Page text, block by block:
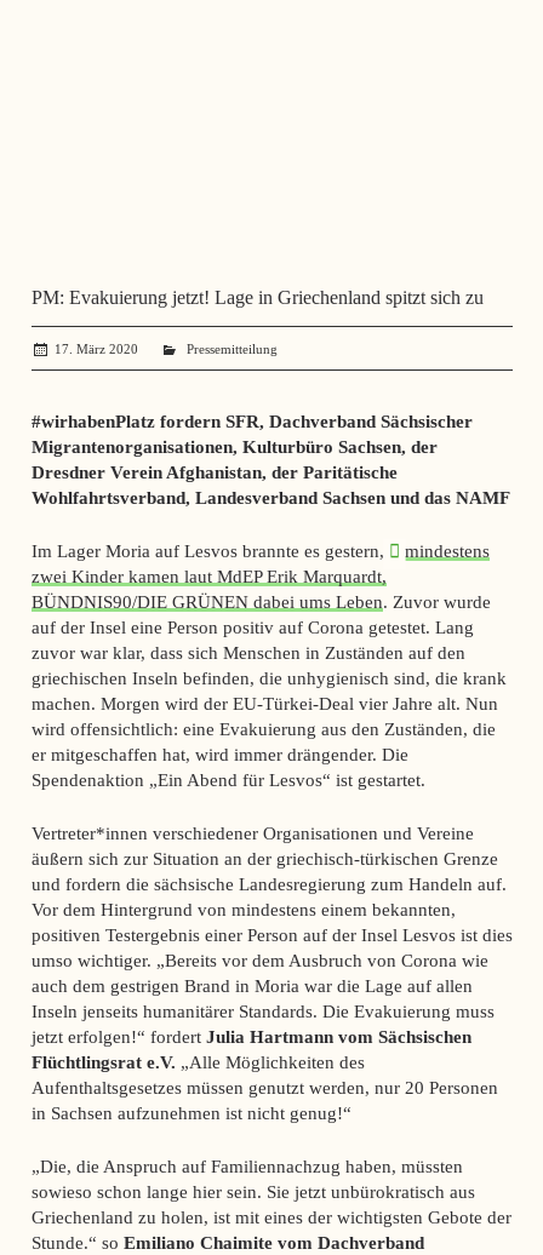
PM: Evakuierung jetzt! Lage in Griechenland spitzt sich zu
17. März 2020 administrator
Pressemitteilung
#wirhabenPlatz fordern SFR, Dachverband Sächsischer
Migrantenorganisationen, Kulturbüro Sachsen, der
Dresdner Verein Afghanistan, der Paritätische
Wohlfahrtsverband, Landesverband Sachsen und das NAMF
Im Lager Moria auf Lesvos brannte es gestern,
mindestens
zwei Kinder kamen laut MdEP Erik Marquardt,
BÜNDNIS90/DIE GRÜNEN dabei ums Leben. Zuvor wurde
auf der Insel eine Person positiv auf Corona getestet. Lang
zuvor war klar, dass sich Menschen in Zuständen auf den
griechischen Inseln befinden, die unhygienisch sind, die krank
machen. Morgen wird der EU-Türkei-Deal vier Jahre alt. Nun
wird offensichtlich: eine Evakuierung aus den Zuständen, die
er mitgeschaffen hat, wird immer drängender. Die
Spendenaktion „Ein Abend für Lesvos“ ist gestartet.
Vertreter*innen verschiedener Organisationen und Vereine
äußern sich zur Situation an der griechisch-türkischen Grenze
und fordern die sächsische Landesregierung zum Handeln auf.
Vor dem Hintergrund von mindestens einem bekannten,
positiven Testergebnis einer Person auf der Insel Lesvos ist dies
umso wichtiger. „Bereits vor dem Ausbruch von Corona wie
auch dem gestrigen Brand in Moria war die Lage auf allen
Inseln jenseits humanitärer Standards. Die Evakuierung muss
jetzt erfolgen!“ fordert Julia Hartmann vom Sächsischen
Flüchtlingsrat e.V. „Alle Möglichkeiten des
Aufenthaltsgesetzes müssen genutzt werden, nur 20 Personen
in Sachsen aufzunehmen ist nicht genug!“
„Die, die Anspruch auf Familiennachzug haben, müssten
sowieso schon lange hier sein. Sie jetzt unbürokratisch aus
Griechenland zu holen, ist mit eines der wichtigsten Gebote der
Stunde.“ so Emiliano Chaimite vom Dachverband